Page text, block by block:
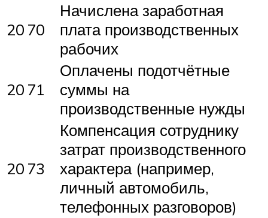
20 70
Начислена заработная
плата производственных
рабочих
20 71
Оплачены подотчётные
суммы на
производственные нужды
20 73
Компенсация сотруднику
затрат производственного
характера (например,
личный автомобиль,
телефонных разговоров)